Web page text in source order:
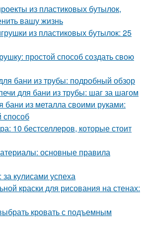
из пластиковых бутылок,
вашу жизнь
из пластиковых бутылок: 25
простой способ создать свою
бани из трубы: подробный обзор
для бани из трубы: шаг за шагом
бани из металла своими руками:
способ
10 бестселлеров, которые стоит
основные правила
кулисами успеха
краски для рисования на стенах:
кровать с подъемным